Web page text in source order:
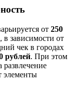
от 250
, в зависимости от
чек в городах
рублей. При этом
развлечение
элементы